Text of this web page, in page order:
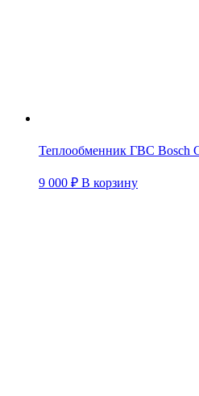
Теплообменник ГВС Bosch
9 000 ₽ В корзину